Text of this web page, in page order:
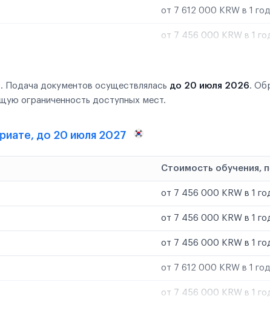
от 7 612 000 KRW в 1 год
от 7 456 000 KRW в 1
Подача документов осуществлялась до 20 июля 2026.
ограниченность доступных мест.
до 20 июля 2027
Стоимость обучения,
от 7 456 000 KRW в 1
от 7 456 000 KRW в 1
от 7 456 000 KRW в 1
от 7 612 000 KRW в 1 год
от 7 456 000 KRW в 1